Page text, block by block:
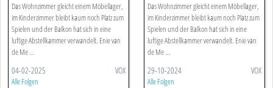
Das Wohnzimmer gleicht einem Möbellager,
im Kinderzimmer bleibt kaum noch Platz zum
Spielen und der Balkon hat sich in eine
luftige Abstellkammer verwandelt. Enie van
de Me ...
04-02-2025 VOX
Alle Folgen
Das Wohnzimmer gleicht einem Möbellager,
im Kinderzimmer bleibt kaum noch Platz zum
Spielen und der Balkon hat sich in eine
luftige Abstellkammer verwandelt. Enie van
de Me ...
29-10-2024 VOX
Alle Folgen